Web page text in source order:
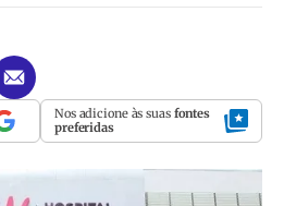
Nos adicione às suas fontes
preferidas